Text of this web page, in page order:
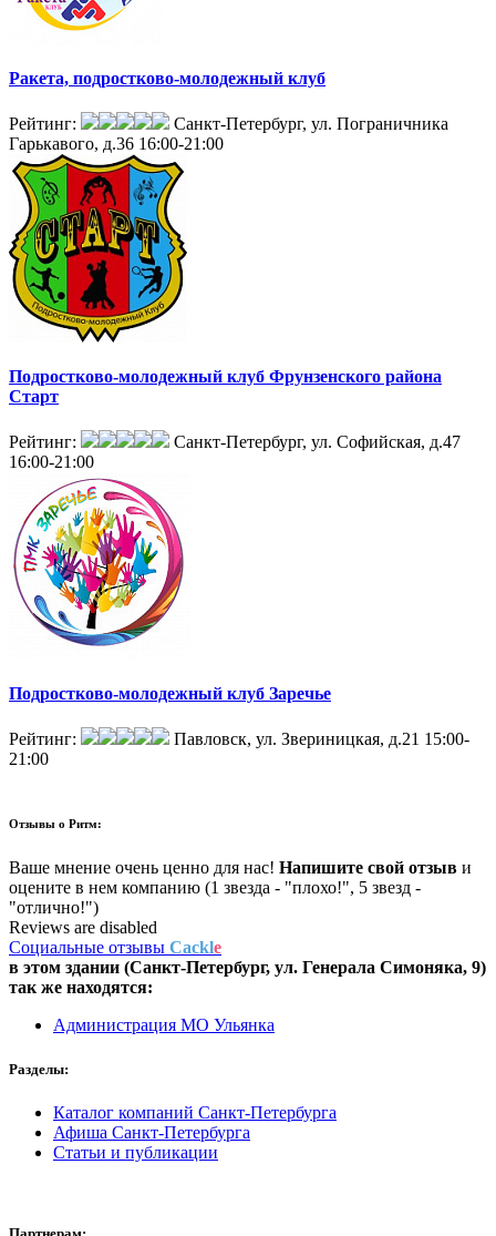
Ракета, подростково-молодежный клуб
Рейтинг:
Санкт-Петербург, ул. Пограничника
Гарькавого, д.36 16:00-21:00
Подростково-молодежный клуб Фрунзенского района
Старт
Рейтинг:
Санкт-Петербург, ул. Софийская, д.47
16:00-21:00
Подростково-молодежный клуб Заречье
Рейтинг: Павловск, ул. Звериницкая, д.21 15:00-
21:00
Отзывы о Ритм:
Ваше мнение очень ценно для нас! Напишите свой отзыв и
оцените в нем компанию (1 звезда - "плохо!", 5 звезд -
"отлично!")
Reviews are disabled
Социальные отзывы Cackle
в этом здании (Санкт-Петербург, ул. Генерала Симоняка, 9)
так же находятся:
Администрация МО Ульянка
Разделы:
Каталог компаний Санкт-Петербурга
Афиша Санкт-Петербурга
Статьи и публикации